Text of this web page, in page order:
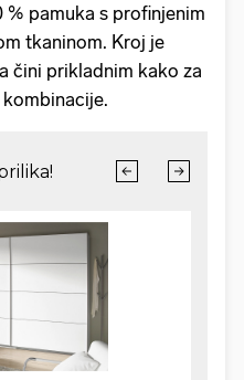
pamuka s profinjenim
tkaninom. Kroj je
čini prikladnim kako za